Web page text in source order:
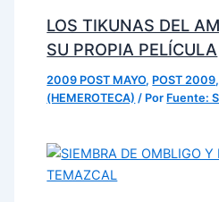
LOS TIKUNAS DEL
SU PROPIA PELÍCULA
2009 POST MAYO, POST 2009
(HEMEROTECA) / Por Fuente: